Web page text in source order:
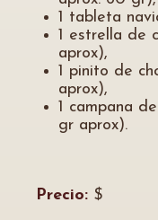
1 tableta
1 estrella de
aprox),
1 pinito de
aprox),
1 campana
gr aprox).
Precio: $